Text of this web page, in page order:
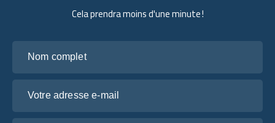
Cela prendra moins d'une minute !